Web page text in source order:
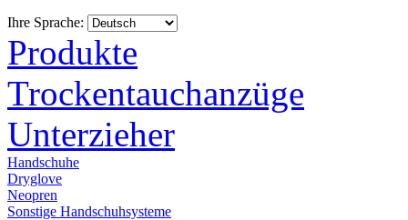
Ihre Sprache:
Produkte
Trockentauchanzüge
Unterzieher
Handschuhe
Dryglove
Neopren
Sonstige Handschuhsysteme